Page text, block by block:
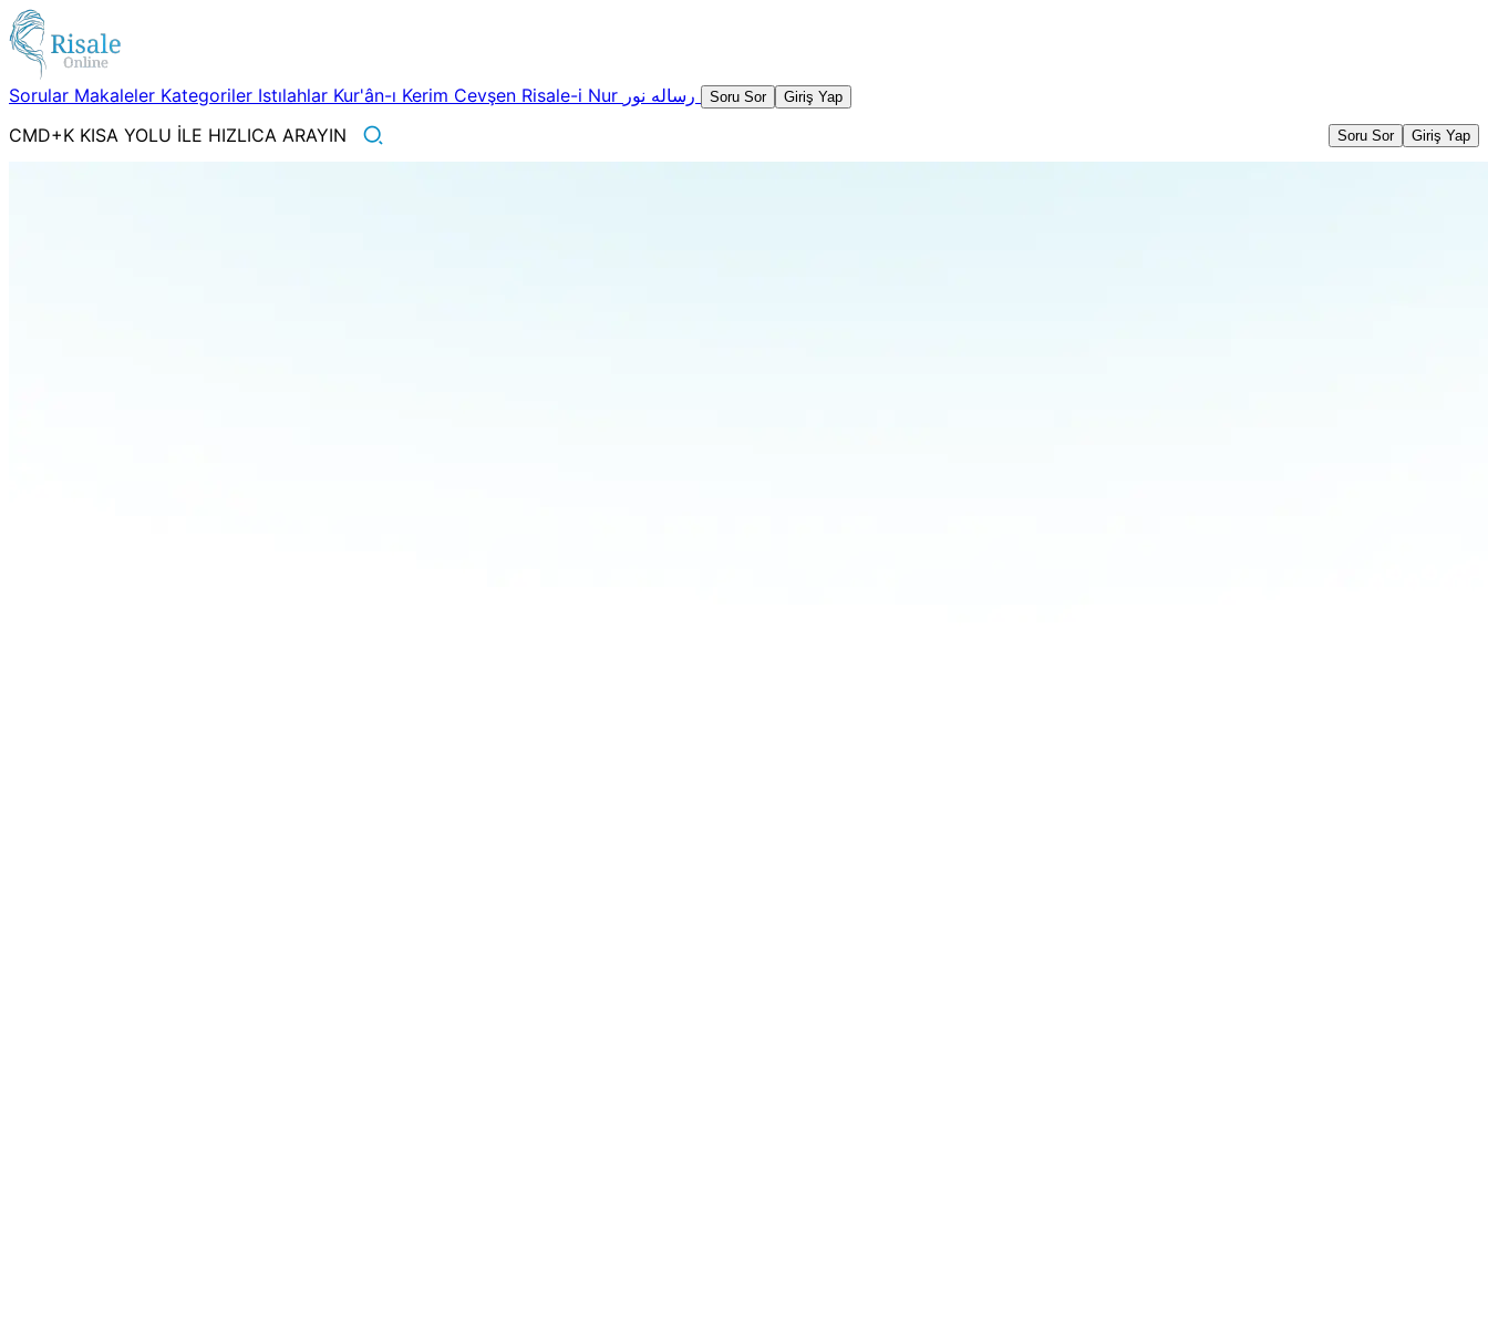
Sorular Makaleler Kategoriler Istılahlar Kur'ân-ı Kerim Cevşen Risale-i Nur Soru Sor Giriş Yap
CMD+K KISA YOLU İLE HIZLICA ARAYIN Soru Sor Giriş Yap